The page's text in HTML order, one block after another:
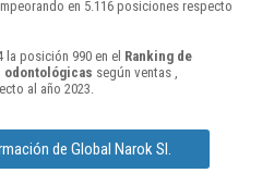
en 5.116 posiciones respecto
la posición 990 en el Ranking de
odontológicas según ventas ,
al año 2023.
de Global Narok Sl.